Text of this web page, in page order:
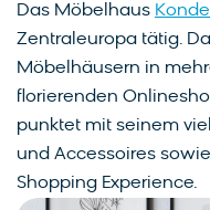
Das Möbelhaus
Zentraleuropa tätig.
Möbelhäusern in
florierenden
punktet mit seinem
und Accessoires
Shopping Experience.